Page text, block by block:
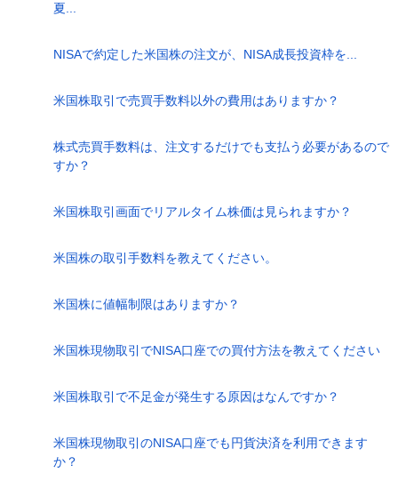
夏...
NISAで約定した米国株の注文が、NISA成長投資枠を...
米国株取引で売買手数料以外の費用はありますか？
株式売買手数料は、注文するだけでも支払う必要があるので
すか？
米国株取引画面でリアルタイム株価は見られますか？
米国株の取引手数料を教えてください。
米国株に値幅制限はありますか？
米国株現物取引でNISA口座での買付方法を教えてください
米国株取引で不足金が発生する原因はなんですか？
米国株現物取引のNISA口座でも円貨決済を利用できます
か？